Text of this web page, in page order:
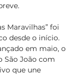
Maravilhas” foi
desde o início.
em maio, o
São João com
que une